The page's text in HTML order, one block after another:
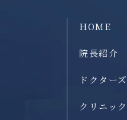
HOME
院長紹介
ドクター
クリニッ